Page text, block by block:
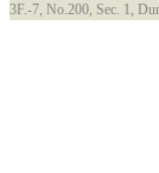
3F.-7, No.200, Sec. 1,